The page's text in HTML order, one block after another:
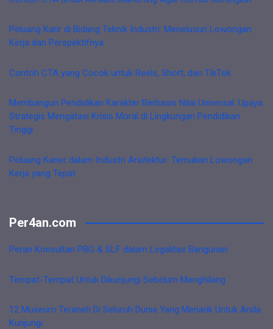
Peluang Karir di Bidang Teknik Industri: Menelusuri Lowongan
Kerja dan Perspektifnya
Contoh CTA yang Cocok untuk Reels, Short, dan TikTok
Membangun Pendidikan Karakter Berbasis Nilai Universal: Upaya
Strategis Mengatasi Krisis Moral di Lingkungan Pendidikan
Tinggi
Peluang Karier dalam Industri Arsitektur: Temukan Lowongan
Kerja yang Tepat
Per4an.com
Peran Konsultan PBG & SLF dalam Legalitas Bangunan
Tempat-Tempat Untuk Dikunjungi Sebelum Menghilang
12 Museum Teraneh Di Seluruh Dunia Yang Menarik Untuk Anda
Kunjungi